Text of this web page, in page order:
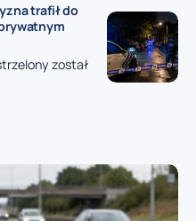
trafił do
został